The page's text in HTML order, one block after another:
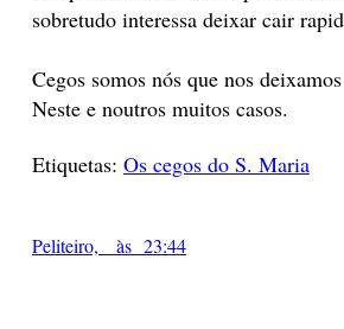
sobretudo interessa deixar cair
Cegos somos nós que nos
Neste e noutros muitos casos.
Etiquetas: Os cegos do S. Maria
Peliteiro, às 23:44